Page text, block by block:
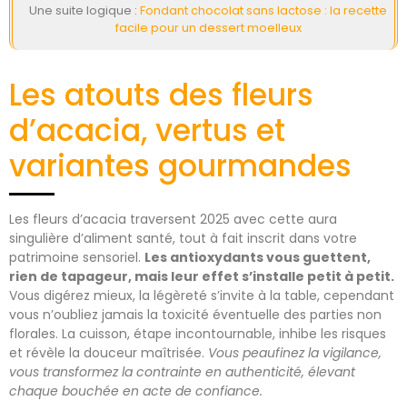
Une suite logique : Fondant chocolat sans lactose : la recette
facile pour un dessert moelleux
Les atouts des fleurs
d’acacia, vertus et
variantes gourmandes
Les fleurs d’acacia traversent 2025 avec cette aura
singulière d’aliment santé, tout à fait inscrit dans votre
patrimoine sensoriel. Les antioxydants vous guettent,
rien de tapageur, mais leur effet s’installe petit à petit.
Vous digérez mieux, la légèreté s’invite à la table, cependant
vous n’oubliez jamais la toxicité éventuelle des parties non
florales. La cuisson, étape incontournable, inhibe les risques
et révèle la douceur maîtrisée. Vous peaufinez la vigilance,
vous transformez la contrainte en authenticité, élevant
chaque bouchée en acte de confiance.